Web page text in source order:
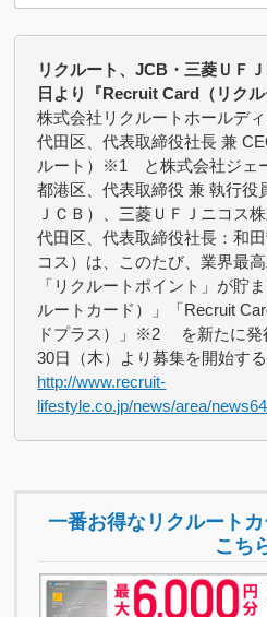
リクルート、JCB・三菱ＵＦ
日より『Recruit Card（リク
株式会社リクルートホールデ
代田区、代表取締役社長 兼
ルート）※1 と株式会社ジェ
都港区、代表取締役 兼 執行役
ＪＣＢ）、三菱ＵＦＪニコス
代田区、代表取締役社長：和
コス）は、このたび、業界最
「リクルートポイント」が貯
ルートカード）」「Recruit
ドプラス）」※2 を新たに発
30日（木）より募集を開始する
http://www.recruit-
lifestyle.co.jp/news/area/
一番お得なリクルート
こち